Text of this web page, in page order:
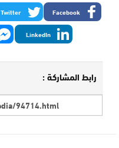
Facebook
Twitter
LinkedIn
رابط المشاركة :